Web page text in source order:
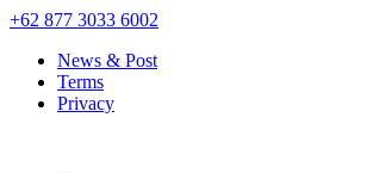
+62 877 3033 6002
News & Post
Terms
Privacy